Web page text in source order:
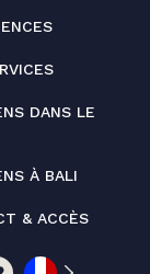
DANS LE
À BALI
& ACCÈS